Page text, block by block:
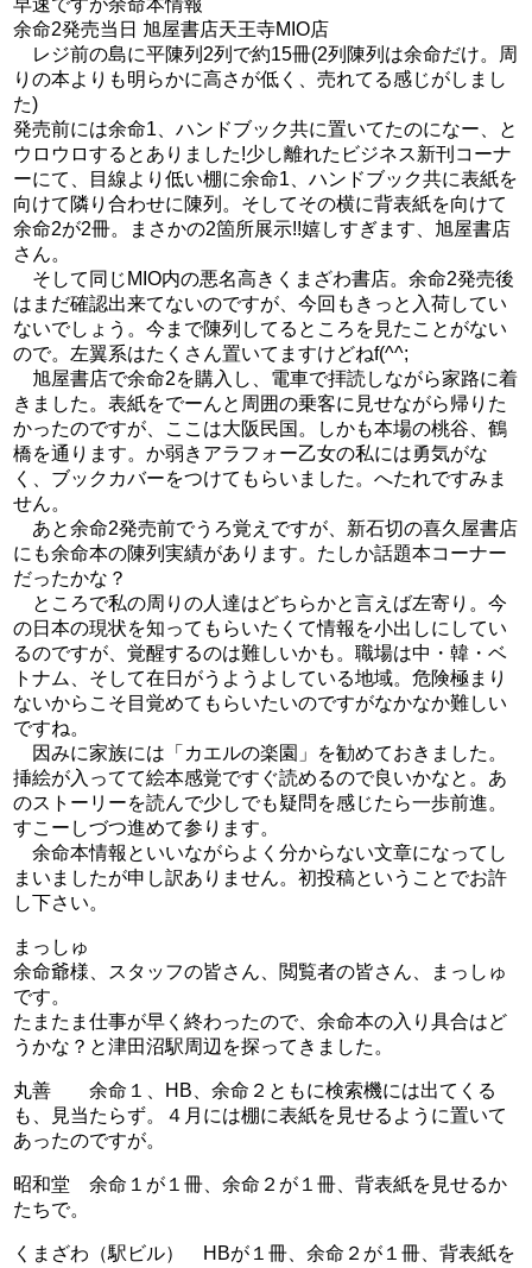
早速ですが余命本情報
余命2発売当日 旭屋書店天王寺MIO店
レジ前の島に平陳列2列で約15冊(2列陳列は余命だけ。周
りの本よりも明らかに高さが低く、売れてる感じがしまし
た)
発売前には余命1、ハンドブック共に置いてたのになー、と
ウロウロするとありました!少し離れたビジネス新刊コーナ
ーにて、目線より低い棚に余命1、ハンドブック共に表紙を
向けて隣り合わせに陳列。そしてその横に背表紙を向けて
余命2が2冊。まさかの2箇所展示!!嬉しすぎます、旭屋書店
さん。
そして同じMIO内の悪名高きくまざわ書店。余命2発売後
はまだ確認出来てないのですが、今回もきっと入荷してい
ないでしょう。今まで陳列してるところを見たことがない
ので。左翼系はたくさん置いてますけどねf(^^;
旭屋書店で余命2を購入し、電車で拝読しながら家路に着
きました。表紙をでーんと周囲の乗客に見せながら帰りた
かったのですが、ここは大阪民国。しかも本場の桃谷、鶴
橋を通ります。か弱きアラフォー乙女の私には勇気がな
く、ブックカバーをつけてもらいました。へたれですみま
せん。
あと余命2発売前でうろ覚えですが、新石切の喜久屋書店
にも余命本の陳列実績があります。たしか話題本コーナー
だったかな？
ところで私の周りの人達はどちらかと言えば左寄り。今
の日本の現状を知ってもらいたくて情報を小出しにしてい
るのですが、覚醒するのは難しいかも。職場は中・韓・ベ
トナム、そして在日がうようよしている地域。危険極まり
ないからこそ目覚めてもらいたいのですがなかなか難しい
ですね。
因みに家族には「カエルの楽園」を勧めておきました。
挿絵が入ってて絵本感覚ですぐ読めるので良いかなと。あ
のストーリーを読んで少しでも疑問を感じたら一歩前進。
すこーしづつ進めて参ります。
余命本情報といいながらよく分からない文章になってし
まいましたが申し訳ありません。初投稿ということでお許
し下さい。
まっしゅ
余命爺様、スタッフの皆さん、閲覧者の皆さん、まっしゅ
です。
たまたま仕事が早く終わったので、余命本の入り具合はど
うかな？と津田沼駅周辺を探ってきました。
丸善 余命１、HB、余命２ともに検索機には出てくる
も、見当たらず。４月には棚に表紙を見せるように置いて
あったのですが。
昭和堂 余命１が１冊、余命２が１冊、背表紙を見せるか
たちで。
くまざわ（駅ビル） HBが１冊、余命２が１冊、背表紙を